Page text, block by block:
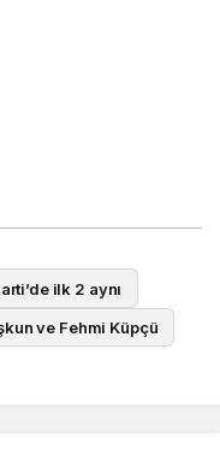
ilk 2 aynı
ve Fehmi Küpçü